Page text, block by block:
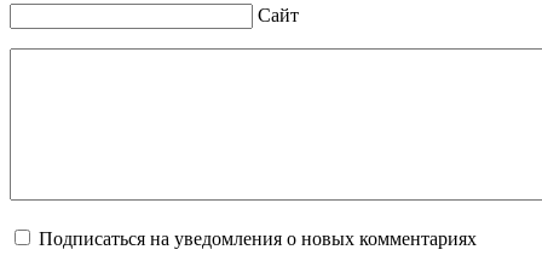
Сайт
Подписаться на уведомления о новых комментариях